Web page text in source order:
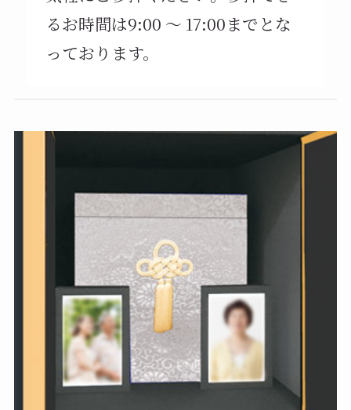
るお時間は9:00 ～ 17:00までとな
っております。